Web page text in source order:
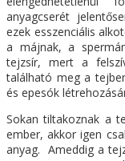
anyagcserét
ezek esszenciális
a májnak, a
tejzsír, mert a
található meg a
és epesók
Sokan tiltakoznak a
ember, akkor igen
anyag. Ameddig a